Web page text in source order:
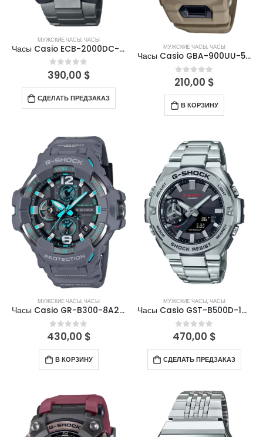
МУЖСКИЕ ЧАСЫ,ЧАСЫ
Часы Casio ECB-2000DC-1AEF
0out of 5
390,00 $
СДЕЛАТЬ ПРЕДЗАКАЗ
МУЖСКИЕ ЧАСЫ,ЧАСЫ
Часы Casio GBA-900UU-5ADR
0out of 5
210,00 $
В КОРЗИНУ
МУЖСКИЕ ЧАСЫ,ЧАСЫ
Часы Casio GR-B300-8A2ER
0out of 5
430,00 $
В КОРЗИНУ
МУЖСКИЕ ЧАСЫ,ЧАСЫ
Часы Casio GST-B500D-1AER
0out of 5
470,00 $
СДЕЛАТЬ ПРЕДЗАКАЗ